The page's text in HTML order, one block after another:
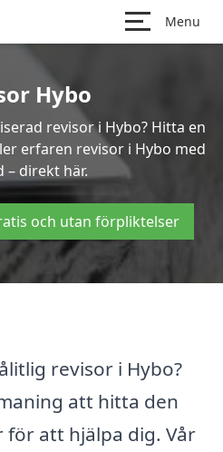
Menu
Hybo
revisor i Hybo? Hitta en
erfaren revisor i Hybo med
– direkt här.
och utan förpliktelser
revisor i Hybo?
att hitta den
att hjälpa dig. Vår